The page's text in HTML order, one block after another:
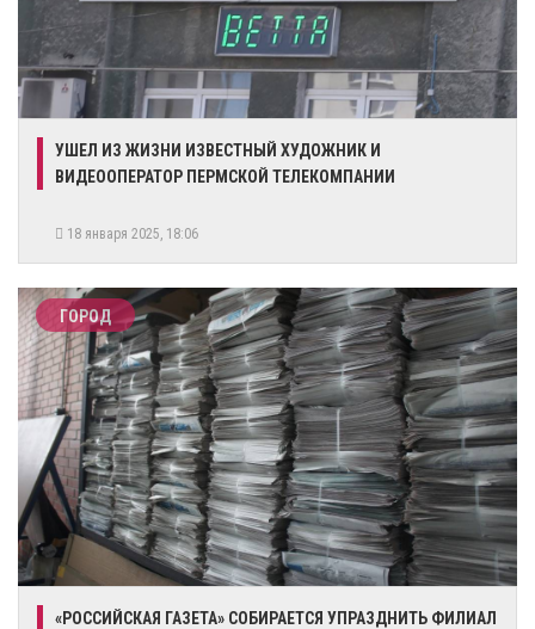
УШЕЛ ИЗ ЖИЗНИ ИЗВЕСТНЫЙ ХУДОЖНИК И
ВИДЕООПЕРАТОР ПЕРМСКОЙ ТЕЛЕКОМПАНИИ
18 января 2025, 18:06
ГОРОД
«РОССИЙСКАЯ ГАЗЕТА» СОБИРАЕТСЯ УПРАЗДНИТЬ ФИЛИАЛ